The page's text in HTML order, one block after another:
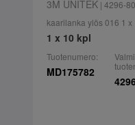
3M UNITEK| 4296-
kaarilanka ylös 016 1 x
1 x 10 kpl
Tuotenumero:
MD175782